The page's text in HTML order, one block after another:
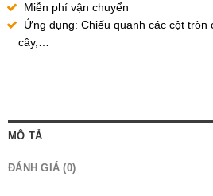
Miễn phí vận chuyển
Ứng dụng: Chiếu quanh các cột tròn
cây,…
MÔ TẢ
ĐÁNH GIÁ (0)